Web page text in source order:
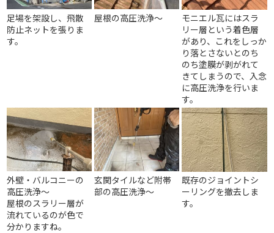
足場を架設し、飛散
防止ネットを張りま
す。
屋根の高圧洗浄～
モニエル瓦にはスラ
リー層という着色層
があり、これをしっか
り落とさないとのち
のち塗膜が剥がれて
きてしまうので、入念
に高圧洗浄を行いま
す。
外壁・バルコニーの
高圧洗浄～
屋根のスラリー層が
流れているのが色で
分かりますね。
玄関タイルなど附帯
部の高圧洗浄～
既存のジョイントシ
ーリングを撤去しま
す。